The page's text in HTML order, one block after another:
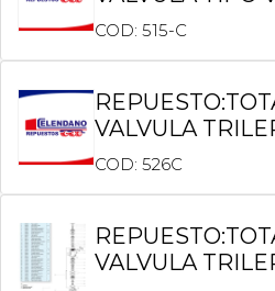
COD: 515-C
VALVULA
COD: 526C
VALVULA